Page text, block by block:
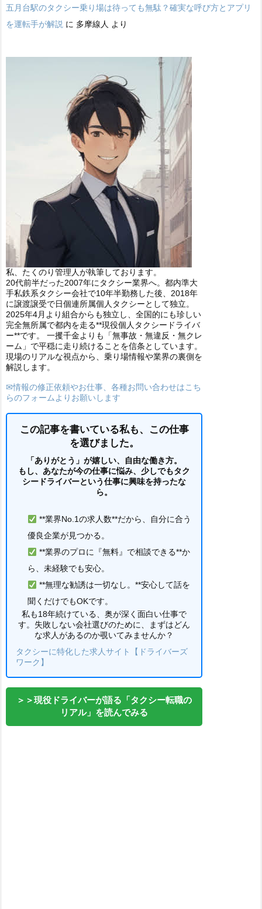
五月台駅のタクシー乗り場は待っても無駄？確実な呼び方とアプリ
を運転手が解説 に 多摩線人 より
私、たくのり管理人が執筆しております。
20代前半だった2007年にタクシー業界へ。都内準大
手私鉄系タクシー会社で10年半勤務した後、2018年
に譲渡譲受で日個連所属個人タクシーとして独立。
2025年4月より組合からも独立し、全国的にも珍しい
完全無所属で都内を走る**現役個人タクシードライバ
ー**です。 一攫千金よりも「無事故・無違反・無クレ
ーム」で平穏に走り続けることを信条としています。
現場のリアルな視点から、乗り場情報や業界の裏側を
解説します。
✉情報の修正依頼やお仕事、各種お問い合わせはこち
らのフォームよりお願いします
この記事を書いている私も、この仕事
を選びました。
「ありがとう」が嬉しい、自由な働き方。
もし、あなたが今の仕事に悩み、少しでもタク
シードライバーという仕事に興味を持ったな
ら。
**業界No.1の求人数**だから、自分に合う
優良企業が見つかる。
**業界のプロに『無料』で相談できる**か
ら、未経験でも安心。
**無理な勧誘は一切なし。**安心して話を
聞くだけでもOKです。
私も18年続けている、奥が深く面白い仕事で
す。失敗しない会社選びのために、まずはどん
な求人があるのか覗いてみませんか？
タクシーに特化した求人サイト【ドライバーズ
ワーク】
＞＞現役ドライバーが語る「タクシー転職の
リアル」を読んでみる